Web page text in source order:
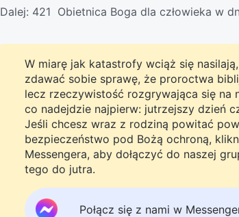
Dalej: 421 Obietnica Boga dla człowieka w
W miarę jak katastrofy wciąż się
zdawać sobie sprawę, że proroctwa
lecz rzeczywistość rozgrywająca się na
co nadejdzie najpierw: jutrzejszy dzień
Jeśli chcesz wraz z rodziną powitać
bezpieczeństwo pod Bożą ochroną,
Messengera, aby dołączyć do naszej
tego do jutra.
Połącz się z nami w